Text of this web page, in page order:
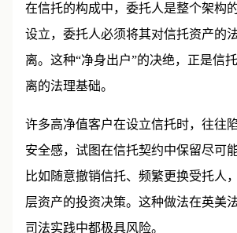
在信托的构成中，委托人是整个架构
设立，委托人必须将其对信托资产的
离。这种“净身出户”的决绝，正是信
离的法理基础。
许多高净值客户在设立信托时，往往
安全感，试图在信托契约中保留尽
比如随意撤销信托、频繁更换受托人
层资产的投资决策。这种做法在英美
司法实践中都极具风险。